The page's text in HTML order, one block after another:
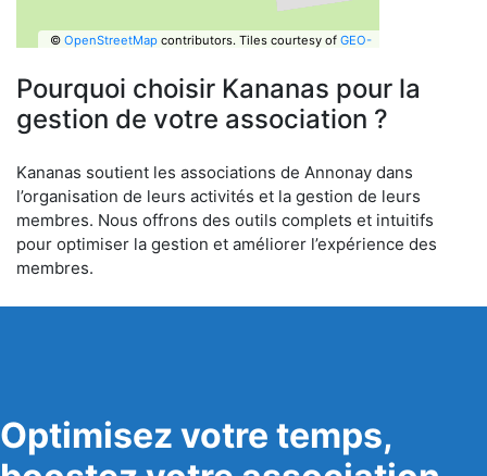
© OpenStreetMapcontributors. Tiles courtesy of GEO-
Pourquoi choisir Kananas pour la
gestion de votre association ?
Kananas soutient les associations de Annonay dans
l’organisation de leurs activités et la gestion de leurs
membres. Nous offrons des outils complets et intuitifs
pour optimiser la gestion et améliorer l’expérience des
membres.
Optimisez votre temps,